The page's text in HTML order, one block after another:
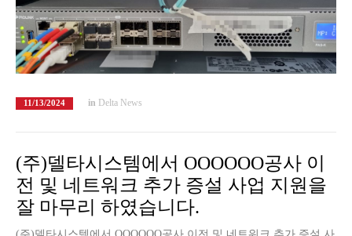
11/13/2024 in Delta News
(주)델타시스템에서 OOOOOO공사 이
전 및 네트워크 추가 증설 사업 지원을
잘 마무리 하였습니다.